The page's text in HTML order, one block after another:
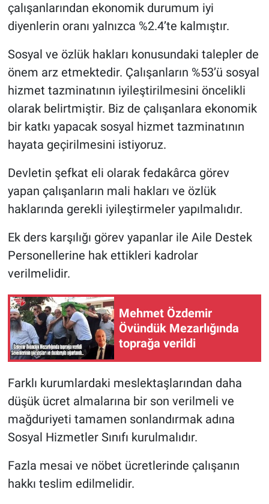
çalışanlarından ekonomik durumum iyi
diyenlerin oranı yalnızca %2.4’te kalmıştır.
Sosyal ve özlük hakları konusundaki talepler de
önem arz etmektedir. Çalışanların %53’ü sosyal
hizmet tazminatının iyileştirilmesini öncelikli
olarak belirtmiştir. Biz de çalışanlara ekonomik
bir katkı yapacak sosyal hizmet tazminatının
hayata geçirilmesini istiyoruz.
Devletin şefkat eli olarak fedakârca görev
yapan çalışanların mali hakları ve özlük
haklarında gerekli iyileştirmeler yapılmalıdır.
Ek ders karşılığı görev yapanlar ile Aile Destek
Personellerine hak ettikleri kadrolar
verilmelidir.
Mehmet Özdemir
Övündük Mezarlığında
toprağa verildi
Farklı kurumlardaki meslektaşlarından daha
düşük ücret almalarına bir son verilmeli ve
mağduriyeti tamamen sonlandırmak adına
Sosyal Hizmetler Sınıfı kurulmalıdır.
Fazla mesai ve nöbet ücretlerinde çalışanın
hakkı teslim edilmelidir.